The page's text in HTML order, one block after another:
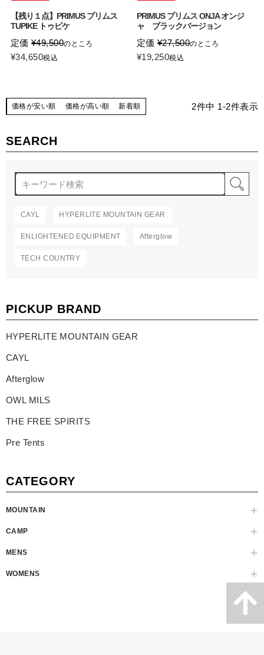
SEARCH
CAYL HYPERLITE MOUNTAIN GEAR
ENLIGHTENED EQUIPMENT Afterglow
TECH COUNTRY
PICKUP BRAND
HYPERLITE MOUNTAIN GEAR
CAYL
Afterglow
OWL MILS
THE FREE SPIRITS
Pre Tents
CATEGORY
MOUNTAIN
CAMP
MENS
WOMENS
【残り１点】PRIMUS プリムス
TUPIKE トゥピケ
定価 ¥49,500のところ
¥34,650税込
PRIMUS プリムス ONJA オンジ
ャ ブラックバージョン
定価 ¥27,500のところ
¥19,250税込
価格が安い順 価格が高い順 新着順 2件中 1-2件表示